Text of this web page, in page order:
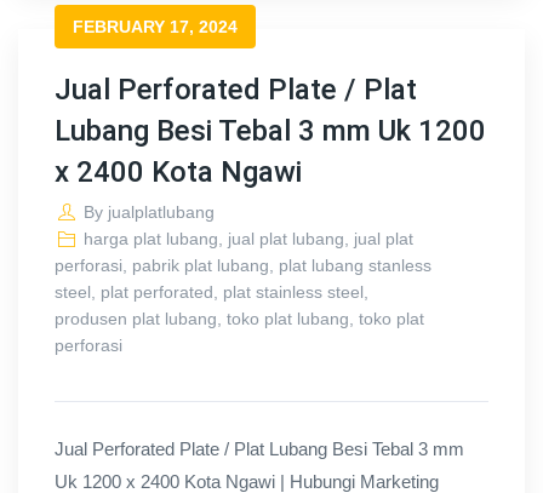
FEBRUARY 17, 2024
Jual Perforated Plate / Plat
Lubang Besi Tebal 3 mm Uk 1200
x 2400 Kota Ngawi
By jualplatlubang
harga plat lubang
jual plat lubang
jual plat
perforasi
pabrik plat lubang
plat lubang stanless
steel
plat perforated plat stainless steel
produsen plat lubang toko plat lubang toko plat
perforasi
Jual Perforated Plate / Plat Lubang Besi Tebal 3 mm
Uk 1200 x 2400 Kota Ngawi | Hubungi Marketing